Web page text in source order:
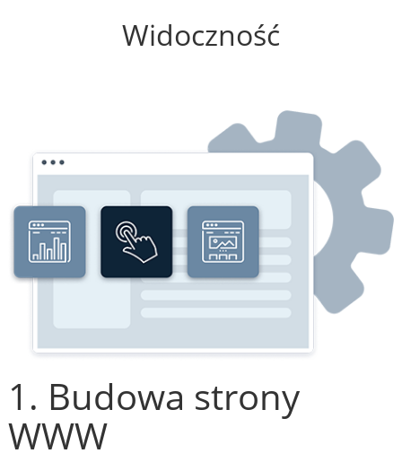
Widoczność
1. Budowa strony
WWW